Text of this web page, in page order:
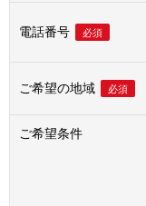
電話番号 必須
ご希望の地域 必須
ご希望条件